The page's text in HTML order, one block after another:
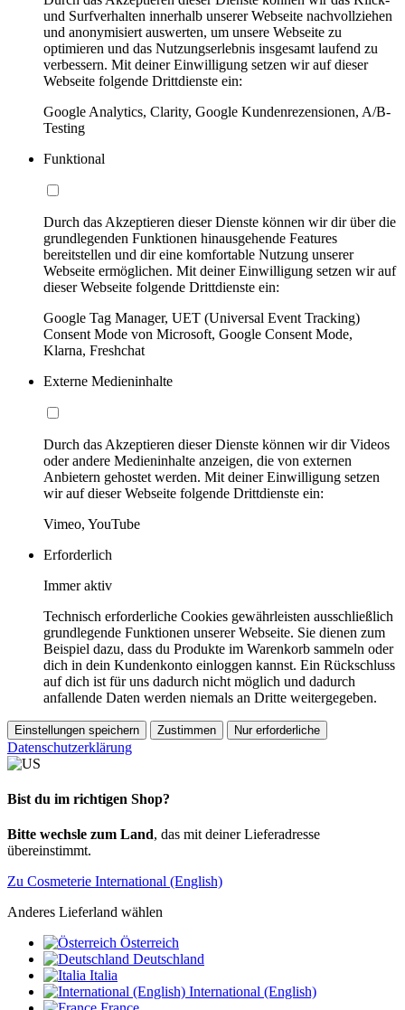
und Surfverhalten innerhalb unserer Webseite nachvollziehen
und anonymisiert auswerten, um unsere Webseite zu
optimieren und das Nutzungserlebnis insgesamt laufend zu
verbessern. Mit deiner Einwilligung setzen wir auf dieser
Webseite folgende Drittdienste ein:
Google Analytics, Clarity, Google Kundenrezensionen, A/B-
Testing
Funktional
Durch das Akzeptieren dieser Dienste können wir dir über die
grundlegenden Funktionen hinausgehende Features
bereitstellen und dir eine komfortable Nutzung unserer
Webseite ermöglichen. Mit deiner Einwilligung setzen wir auf
dieser Webseite folgende Drittdienste ein:
Google Tag Manager, UET (Universal Event Tracking)
Consent Mode von Microsoft, Google Consent Mode,
Klarna, Freshchat
Externe Medieninhalte
Durch das Akzeptieren dieser Dienste können wir dir Videos
oder andere Medieninhalte anzeigen, die von externen
Anbietern gehostet werden. Mit deiner Einwilligung setzen
wir auf dieser Webseite folgende Drittdienste ein:
Vimeo, YouTube
Erforderlich
Immer aktiv
Technisch erforderliche Cookies gewährleisten ausschließlich
grundlegende Funktionen unserer Webseite. Sie dienen zum
Beispiel dazu, dass du Produkte im Warenkorb sammeln oder
dich in dein Kundenkonto einloggen kannst. Ein Rückschluss
auf dich ist für uns dadurch nicht möglich und dadurch
anfallende Daten werden niemals an Dritte weitergegeben.
Einstellungen speichern Zustimmen Nur erforderliche
Datenschutzerklärung
Bist du im richtigen Shop?
Bitte wechsle zum Land, das mit deiner Lieferadresse
übereinstimmt.
Zu Cosmeterie International (English)
Anderes Lieferland wählen
Österreich
Deutschland
Italia
International (English)